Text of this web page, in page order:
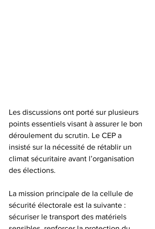
Les discussions ont porté sur plusieurs
points essentiels visant à assurer le bon
déroulement du scrutin. Le CEP a
insisté sur la nécessité de rétablir un
climat sécuritaire avant l’organisation
des élections.
La mission principale de la cellule de
sécurité électorale est la suivante :
sécuriser le transport des matériels